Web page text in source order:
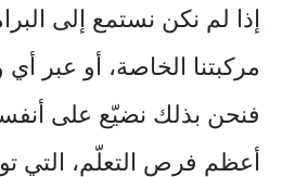
إذا لم نكن نستمع إلى
مركبتنا الخاصة، أو عبر
فنحن بذلك نضيّع على
أعظم فرص التعلّم، التي